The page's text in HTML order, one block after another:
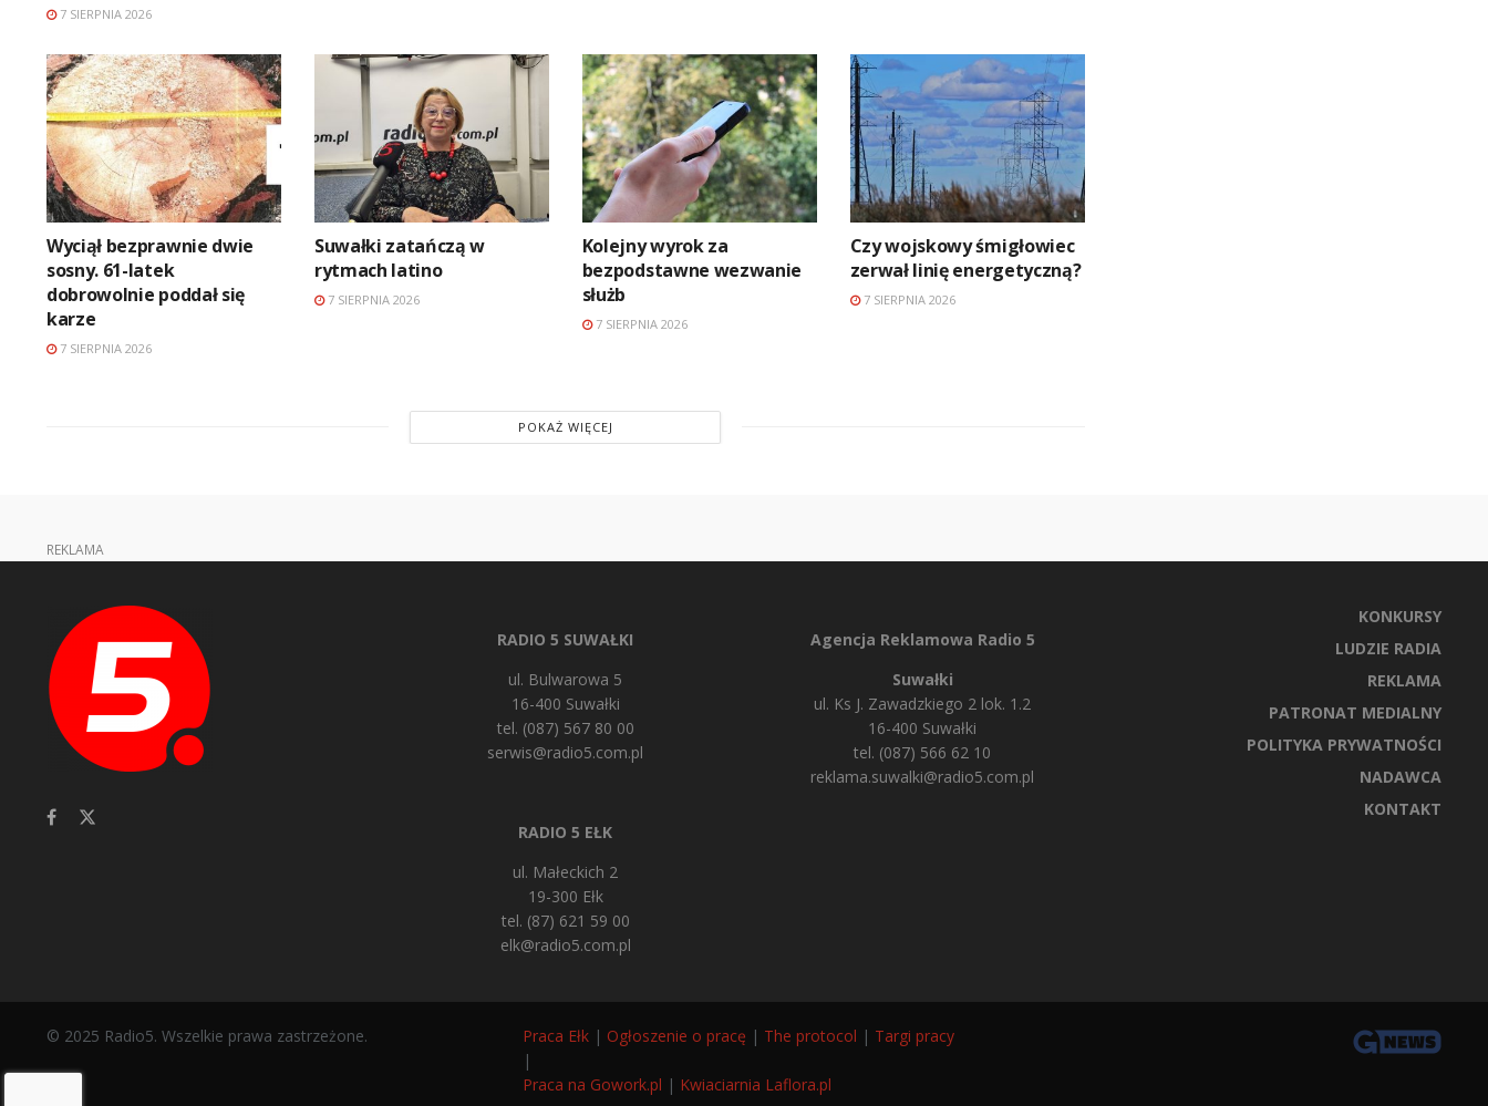
7 SIERPNIA 2026
Wyciął bezprawnie dwie
sosny. 61-latek
dobrowolnie poddał się
karze
7 SIERPNIA 2026
Suwałki zatańczą w
rytmach latino
7 SIERPNIA 2026
Kolejny wyrok za
bezpodstawne wezwanie
służb
7 SIERPNIA 2026
Czy wojskowy śmigłowiec
zerwał linię energetyczną?
7 SIERPNIA 2026
POKAŻ WIĘCEJ
REKLAMA
RADIO 5 SUWAŁKI
ul. Bulwarowa 5
16-400 Suwałki
tel. (087) 567 80 00
serwis@radio5.com.pl
RADIO 5 EŁK
ul. Małeckich 2
19-300 Ełk
tel. (87) 621 59 00
elk@radio5.com.pl
Agencja Reklamowa Radio 5
Suwałki
ul. Ks J. Zawadzkiego 2 lok. 1.2
16-400 Suwałki
tel. (087) 566 62 10
reklama.suwalki@radio5.com.pl
KONKURSY
LUDZIE RADIA
REKLAMA
PATRONAT MEDIALNY
POLITYKA PRYWATNOŚCI
NADAWCA
KONTAKT
© 2025 Radio5. Wszelkie prawa zastrzeżone. Praca Ełk | Ogłoszenie o pracę | The protocol | Targi pracy
|
Praca na Gowork.pl | Kwiaciarnia Laflora.pl